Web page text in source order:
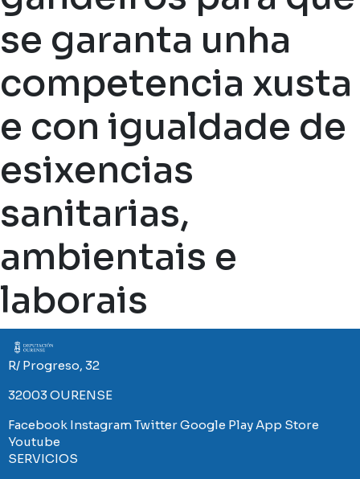
se garanta unha
competencia xusta
e con igualdade de
esixencias
sanitarias,
ambientais e
laborais
Imaxe
R/ Progreso, 32
32003 OURENSE
Facebook InstagramTwitterGoogle Play App Store
Youtube
SERVICIOS